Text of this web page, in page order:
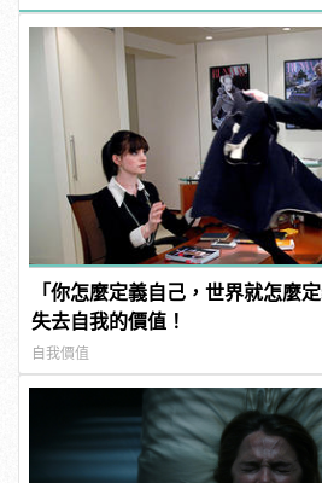
「你怎麼定義自己，世界就怎麼
失去自我的價值！
自我價值